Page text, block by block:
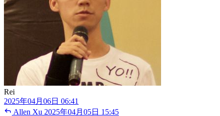
Rei
2025年04月06日 06:41
Allen Xu 2025年04月05日 15:45